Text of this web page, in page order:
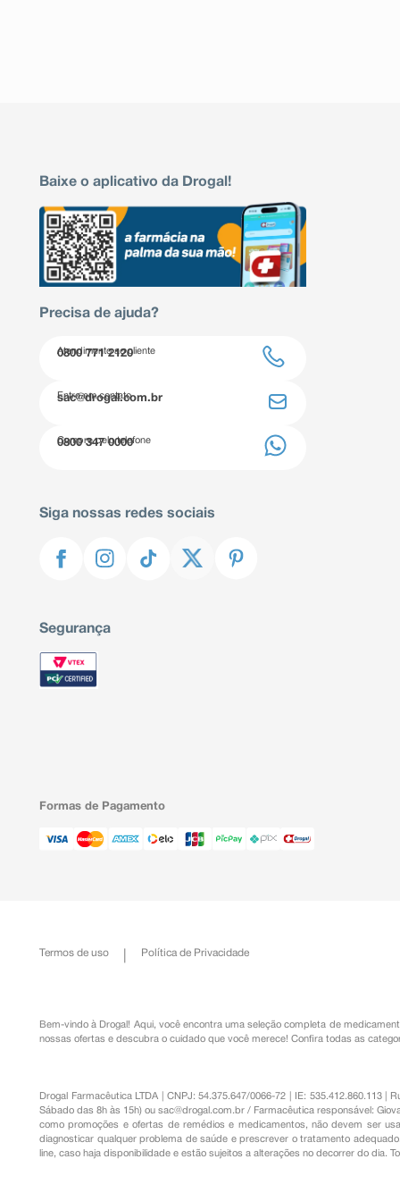
Baixe o aplicativo da Drogal!
Precisa de ajuda?
Atendimento ao cliente
0800 771 2120
Entre em contato
sac@drogal.com.br
Compre pelo telefone
0800 347 0000
Siga nossas redes sociais
Segurança
Formas de Pagamento
Termos de uso Política de Privacidade
Bem-vindo à Drogal! Aqui, você encontra uma seleção completa de
nossas ofertas e descubra o cuidado que você merece! Confira todas as
Drogal Farmacêutica LTDA | CNPJ: 54.375.647/0066-72 | IE: 535.412.860.113
Sábado das 8h às 15h) ousac@drogal.com.br / Farmacêutica responsável:
como promoções e ofertas de remédios e medicamentos, não devem ser
diagnosticar qualquer problema de saúde e prescrever o tratamento
line, caso haja disponibilidade e estão sujeitos a alterações no decorrer do dia.